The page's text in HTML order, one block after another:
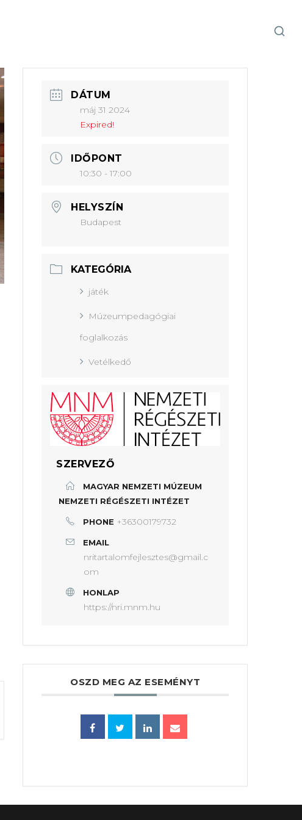
DÁTUM
máj 31 2024
Expired!
IDŐPONT
10:30 - 17:00
HELYSZÍN
Budapest
KATEGÓRIA
játék
Múzeumpedagógiai
foglalkozás
Vetélkedő
SZERVEZŐ
MAGYAR NEMZETI MÚZEUM
NEMZETI RÉGÉSZETI INTÉZET
PHONE +36300179732
EMAIL
nritartalomfejlesztes@gmail.c
om
HONLAP
https://nri.mnm.hu
OSZD MEG AZ ESEMÉNYT